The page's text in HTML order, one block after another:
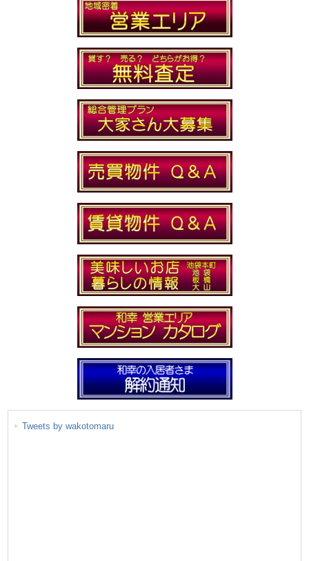
Tweets by wakotomaru